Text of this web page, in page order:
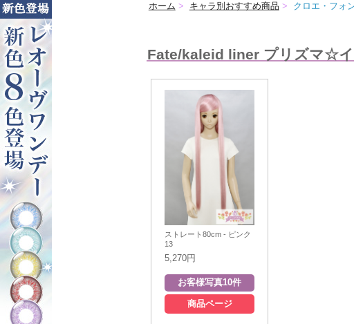
ホーム > キャラ別おすすめ商品 > クロエ・フォ
Fate/kaleid liner プリズマ☆
ストレート80cm - ピンク
13
5,270円
商品ページ